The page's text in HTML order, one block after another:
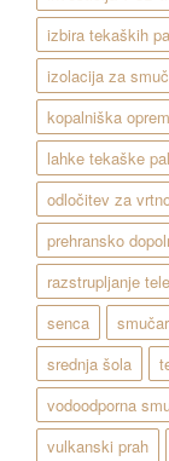
izbira tekaških
izolacija za
kopalniška
lahke tekaške
odločitev za
prehransko
razstrupljanje
senca
srednja šola
vodoodporna
vulkanski prah